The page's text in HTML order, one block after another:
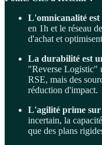
L'omnicanalité
en 1h et le réseau
d'achat et
La durabilité est
"Reverse Logistic"
RSE, mais des
réduction d'impact.
L'agilité prime
incertain, la
que des plans